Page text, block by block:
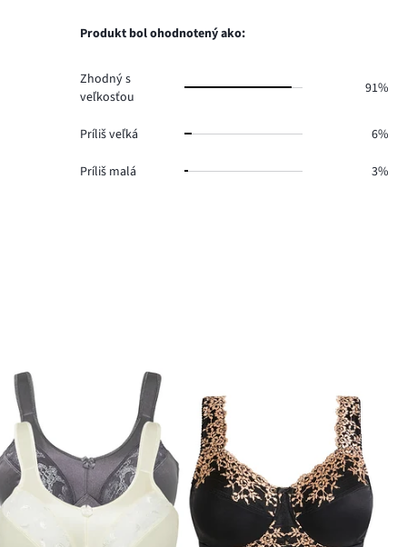
4.
hlasov
Produkt bol ohodnotený ako:
Zhodný s
veľkosťou
91%
Príliš veľká 6%
Príliš malá 3%